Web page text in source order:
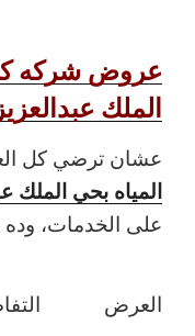
عروض شركه
الملك عبدالعزيز
عشان ترضي كل
المياه بحي الملك
على الخدمات،
العرض